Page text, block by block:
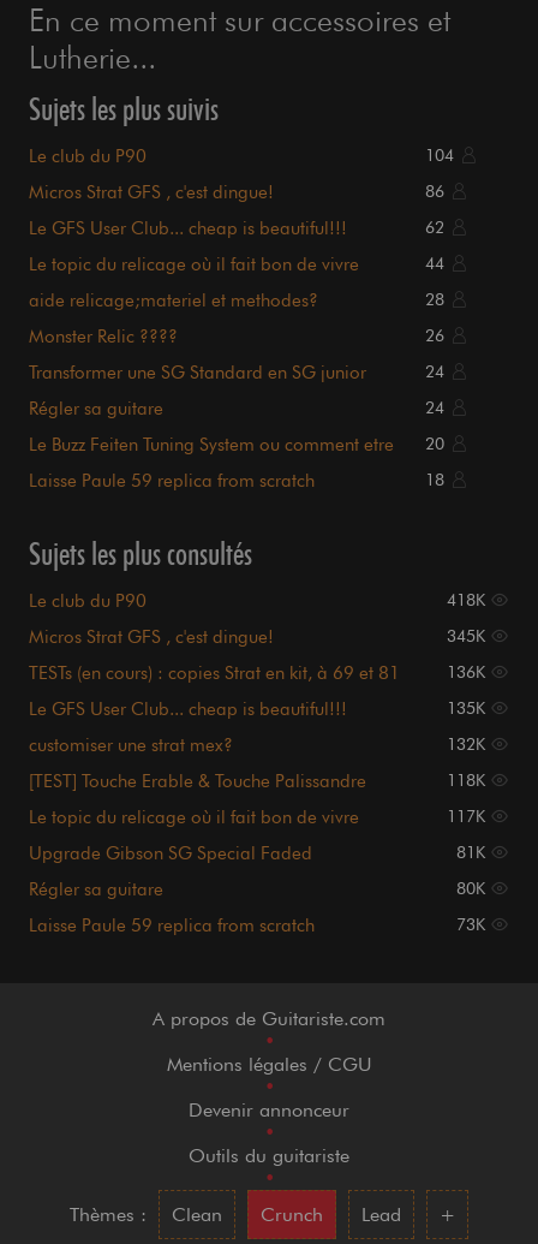
En ce moment sur accessoires et
Lutherie...
Sujets les plus suivis
Le club du P90 104
Micros Strat GFS , c'est dingue! 86
Le GFS User Club... cheap is beautiful!!! 62
Le topic du relicage où il fait bon de vivre 44
aide relicage;materiel et methodes? 28
Monster Relic ???? 26
Transformer une SG Standard en SG junior 24
Régler sa guitare 24
Le Buzz Feiten Tuning System ou comment etre
20
Laisse Paule 59 replica from scratch 18
Sujets les plus consultés
Le club du P90 418K
Micros Strat GFS , c'est dingue! 345K
TESTs (en cours) : copies Strat en kit, à 69 et 81
136K
Le GFS User Club... cheap is beautiful!!! 135K
customiser une strat mex? 132K
[TEST] Touche Erable & Touche Palissandre 118K
Le topic du relicage où il fait bon de vivre 117K
Upgrade Gibson SG Special Faded 81K
Régler sa guitare 80K
Laisse Paule 59 replica from scratch 73K
A propos de Guitariste.com
•
Mentions légales / CGU
•
Devenir annonceur
•
Outils du guitariste
•
Thèmes :
Clean Crunch Lead +